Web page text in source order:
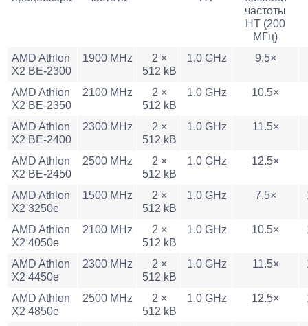
частоты
HT (200
МГц)
AMD Athlon
X2 BE-2300
1900 MHz
2 ×
512 kB
1.0 GHz 9.5×
AMD Athlon
X2 BE-2350
2100 MHz
2 ×
512 kB
1.0 GHz 10.5×
AMD Athlon
X2 BE-2400
2300 MHz
2 ×
512 kB
1.0 GHz 11.5×
AMD Athlon
X2 BE-2450
2500 MHz
2 ×
512 kB
1.0 GHz 12.5×
AMD Athlon
X2 3250e
1500 MHz
2 ×
512 kB
1.0 GHz 7.5×
AMD Athlon
X2 4050e
2100 MHz
2 ×
512 kB
1.0 GHz 10.5×
AMD Athlon
X2 4450e
2300 MHz
2 ×
512 kB
1.0 GHz 11.5×
AMD Athlon
X2 4850e
2500 MHz
2 ×
512 kB
1.0 GHz 12.5×